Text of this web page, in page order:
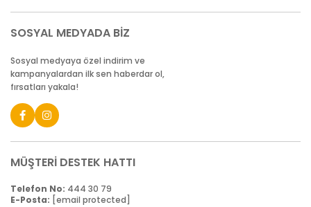
SOSYAL MEDYADA BİZ
Sosyal medyaya özel indirim ve
kampanyalardan ilk sen haberdar ol,
fırsatları yakala!
MÜŞTERİ DESTEK HATTI
Telefon No: 444 30 79
E-Posta: [email protected]